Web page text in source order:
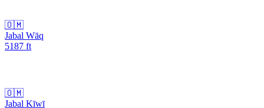
🇴🇲
Jabal Wāq
5187 ft
🇴🇲
Jabal Kīwī